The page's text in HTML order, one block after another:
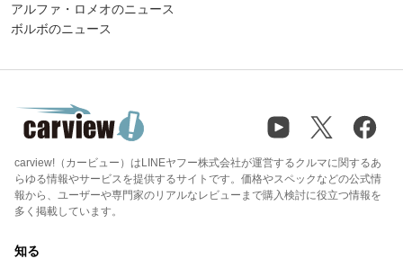
アルファ・ロメオのニュース
ボルボのニュース
carview!（カービュー）はLINEヤフー株式会社が運営するクルマに関するあ
らゆる情報やサービスを提供するサイトです。価格やスペックなどの公式情
報から、ユーザーや専門家のリアルなレビューまで購入検討に役立つ情報を
多く掲載しています。
知る